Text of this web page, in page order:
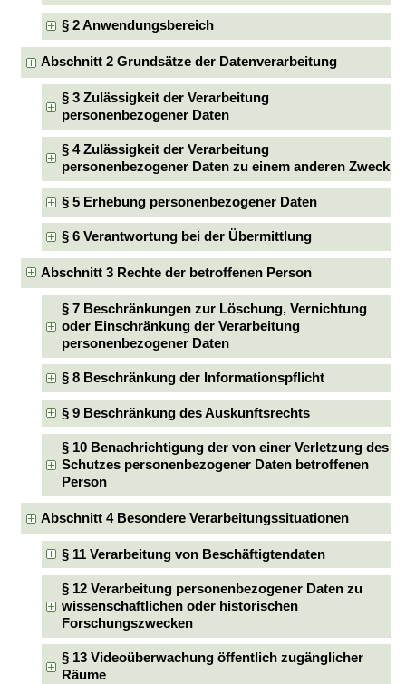
§ 2 Anwendungsbereich
Abschnitt 2 Grundsätze der Datenverarbeitung
§ 3 Zulässigkeit der Verarbeitung
personenbezogener Daten
§ 4 Zulässigkeit der Verarbeitung
personenbezogener Daten zu einem anderen Zweck
§ 5 Erhebung personenbezogener Daten
§ 6 Verantwortung bei der Übermittlung
Abschnitt 3 Rechte der betroffenen Person
§ 7 Beschränkungen zur Löschung, Vernichtung
oder Einschränkung der Verarbeitung
personenbezogener Daten
§ 8 Beschränkung der Informationspflicht
§ 9 Beschränkung des Auskunftsrechts
§ 10 Benachrichtigung der von einer Verletzung des
Schutzes personenbezogener Daten betroffenen
Person
Abschnitt 4 Besondere Verarbeitungssituationen
§ 11 Verarbeitung von Beschäftigtendaten
§ 12 Verarbeitung personenbezogener Daten zu
wissenschaftlichen oder historischen
Forschungszwecken
§ 13 Videoüberwachung öffentlich zugänglicher
Räume